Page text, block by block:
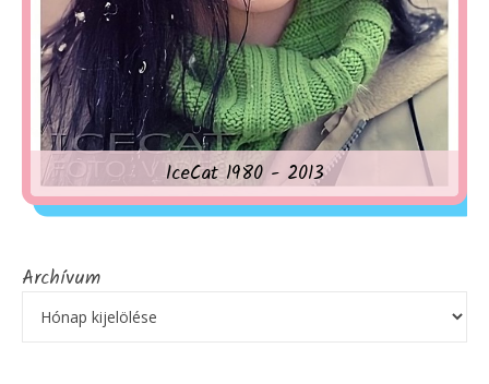
IceCat 1980 - 2013
Archívum